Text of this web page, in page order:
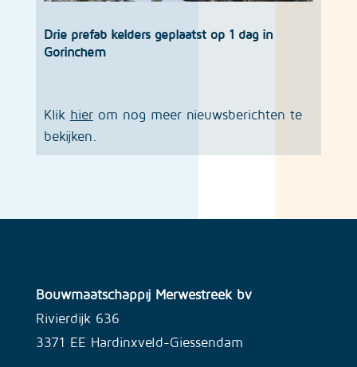
Drie prefab kelders geplaatst op 1 dag in
Gorinchem
Klik hierom nog meer nieuwsberichten te
bekijken.
Bouwmaatschappij Merwestreek bv
Rivierdijk 636
3371 EE Hardinxveld-Giessendam